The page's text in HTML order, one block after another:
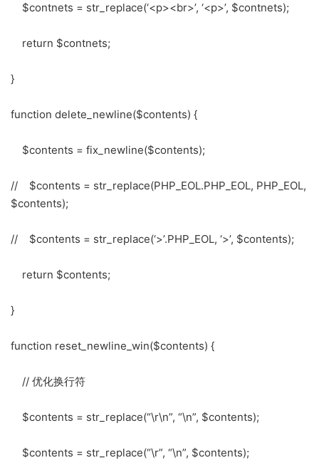
$contnets = str_replace(‘<p><br>’, ‘<p>’, $contnets);
return $contnets;
}
function delete_newline($contents) {
$contents = fix_newline($contents);
// $contents = str_replace(PHP_EOL.PHP_EOL, PHP_EOL,
$contents);
// $contents = str_replace(‘>’.PHP_EOL, ‘>’, $contents);
return $contents;
}
function reset_newline_win($contents) {
// 优化换行符
$contents = str_replace(“\r\n”, “\n”, $contents);
$contents = str_replace(“\r”, “\n”, $contents);